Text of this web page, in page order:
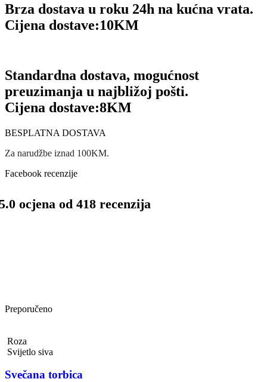
Brza dostava u roku 24h na kućna vrata.
Cijena dostave:10KM
Standardna dostava, mogućnost
preuzimanja u najbližoj pošti.
Cijena dostave:8KM
BESPLATNA DOSTAVA
Za narudžbe iznad 100KM.
Facebook recenzije
ocjena od 418 recenzija
Preporučeno
Roza
Svijetlo siva
Svečana torbica